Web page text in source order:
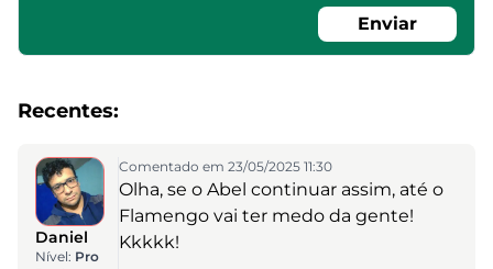
Enviar
Recentes:
Daniel
Nível: Pro
Comentado em 23/05/2025 11:30
Olha, se o Abel continuar assim, até o
Flamengo vai ter medo da gente!
Kkkkk!